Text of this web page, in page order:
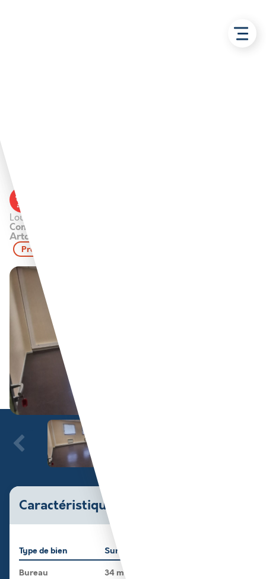
Loué par :
Communauté d'Agglomération Béthune Bruay
Artois Lys Romane
Propriété de l'Agglo de Béthune-Bruay
Caractéristiques du bien
Type de bien
Bureau
Surface
34 m²